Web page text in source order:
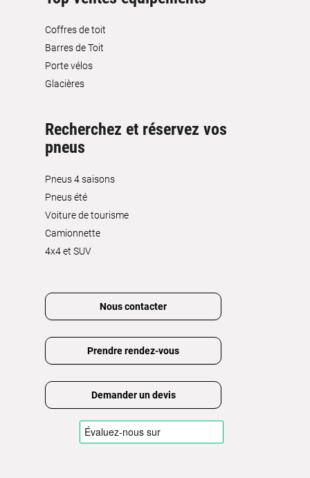
Coffres de toit
Barres de Toit
Porte vélos
Glacières
Recherchez et réservez vos
pneus
Pneus 4 saisons
Pneus été
Voiture de tourisme
Camionnette
4x4 et SUV
Nous contacter
Prendre rendez-vous
Demander un devis